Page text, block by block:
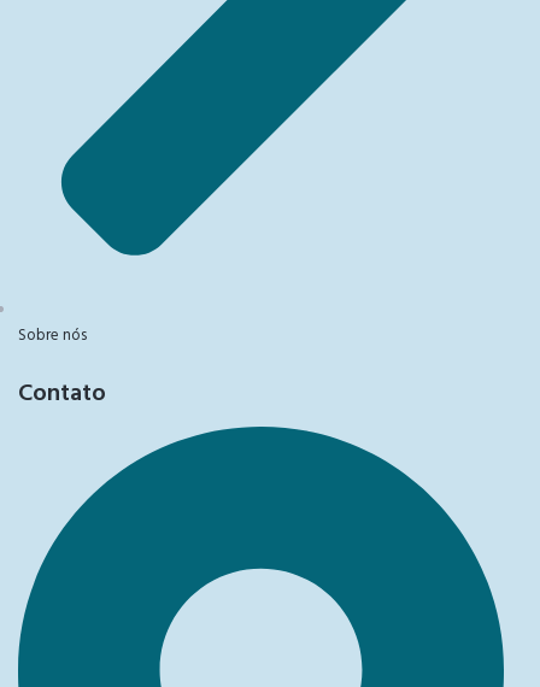
Sobre nós
Contato